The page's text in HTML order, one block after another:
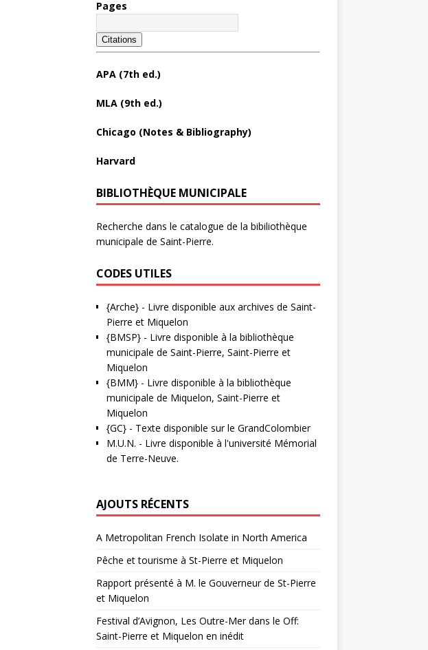
Pages
Citations
APA (7th ed.)
MLA (9th ed.)
Chicago (Notes & Bibliography)
Harvard
BIBLIOTHÈQUE MUNICIPALE
Recherche dans le catalogue de la bibiliothèque
municipale de Saint-Pierre.
CODES UTILES
{Arche}- Livre disponible aux archives de Saint-
Pierre et Miquelon
{BMSP}- Livre disponible à la bibliothèque
municipale de Saint-Pierre, Saint-Pierre et
Miquelon
{BMM}- Livre disponible à la bibliothèque
municipale de Miquelon, Saint-Pierre et
Miquelon
{GC}- Texte disponible sur le GrandColombier
M.U.N. - Livre disponible à l'université Mémorial
de Terre-Neuve.
AJOUTS RÉCENTS
A Metropolitan French Isolate in North America
Pêche et tourisme à St-Pierre et Miquelon
Rapport présenté à M. le Gouverneur de St-Pierre
et Miquelon
Festival d’Avignon, Les Outre-Mer dans le Off:
Saint-Pierre et Miquelon en inédit